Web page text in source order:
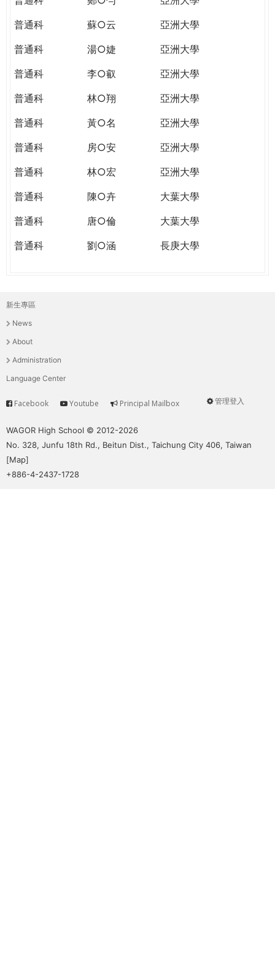
普通科
蘇○云
亞洲大學
普通科
湯○婕
亞洲大學
普通科
李○叡
亞洲大學
普通科
林○翔
亞洲大學
普通科
黃○名
亞洲大學
普通科
房○安
亞洲大學
普通科
林○宏
亞洲大學
普通科
陳○卉
大葉大學
普通科
唐○倫
大葉大學
普通科
劉○涵 長庚大學
主
選
單
新生專區
News
About
Administration
Language Center
User
管理登入
Service
Facebook Youtube Principal Mailbox
WAGOR High School © 2012-2026
No. 328, Junfu 18th Rd., Beitun Dist., Taichung City 406, Taiwan
[Map]
+886-4-2437-1728